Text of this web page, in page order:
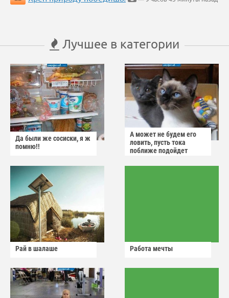
Лучшее в категории
Да были же сосиски, я ж
помню!!
А может не будем его
ловить, пусть тока
поближе подойдет
Рай в шалаше Работа мечты